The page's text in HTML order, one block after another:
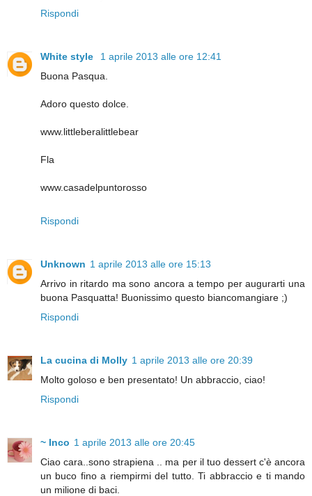
Rispondi
White style
1 aprile 2013 alle ore 12:41
Buona Pasqua.
Adoro questo dolce.
www.littleberalittlebear
Fla
www.casadelpuntorosso
Rispondi
Unknown 1 aprile 2013 alle ore 15:13
Arrivo in ritardo ma sono ancora a tempo per augurarti una
buona Pasquatta! Buonissimo questo biancomangiare ;)
Rispondi
La cucina di Molly 1 aprile 2013 alle ore 20:39
Molto goloso e ben presentato! Un abbraccio, ciao!
Rispondi
~ Inco 1 aprile 2013 alle ore 20:45
Ciao cara..sono strapiena .. ma per il tuo dessert c'è ancora
un buco fino a riempirmi del tutto. Ti abbraccio e ti mando
un milione di baci.